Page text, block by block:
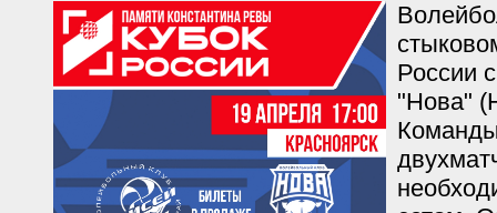
России
"Нова"